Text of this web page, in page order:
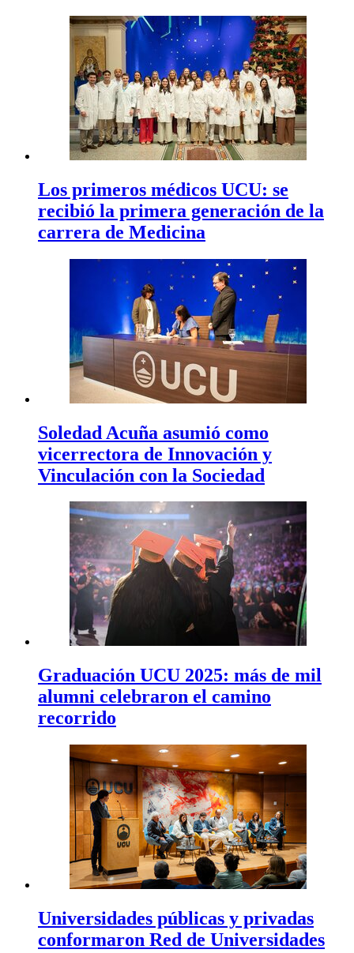
Los primeros médicos UCU: se
recibió la primera generación de la
carrera de Medicina
Soledad Acuña asumió como
vicerrectora de Innovación y
Vinculación con la Sociedad
Graduación UCU 2025: más de mil
alumni celebraron el camino
recorrido
Universidades públicas y privadas
conformaron Red de Universidades